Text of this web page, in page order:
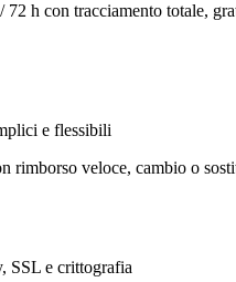
72 h con tracciamento totale,
e flessibili
rimborso veloce, cambio o
SSL e crittografia